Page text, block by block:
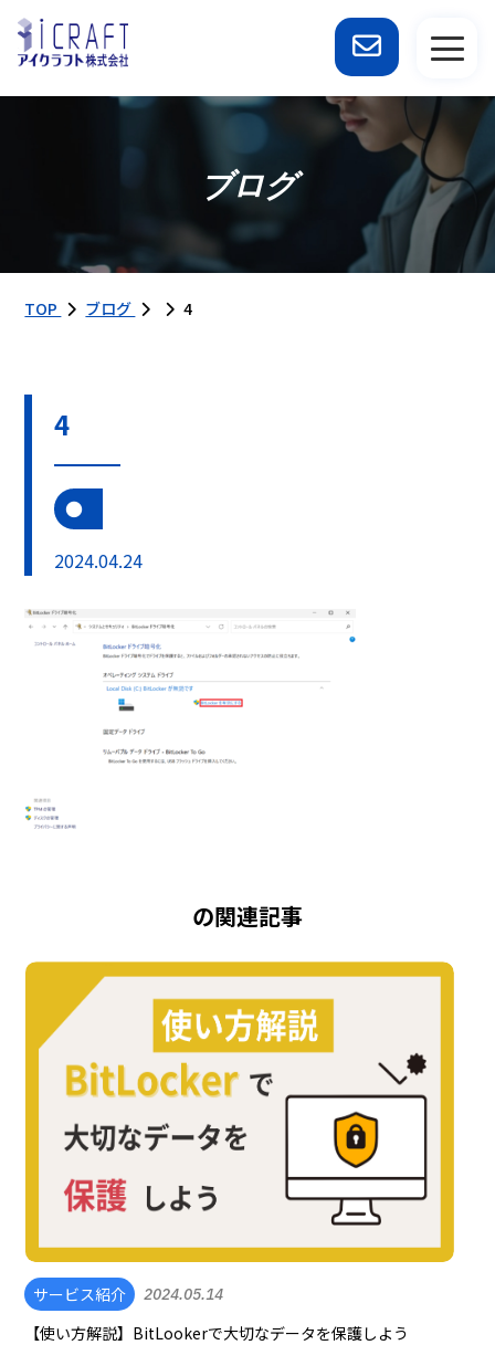
ブログ
TOP ブログ 4
4
2024.04.24
の関連記事
サービス紹介 2024.05.14
【使い方解説】BitLookerで大切なデータを保護しよう